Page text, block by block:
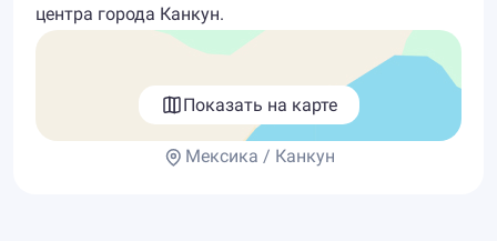
центра города Канкун.
Показать на карте
Мексика / Канкун